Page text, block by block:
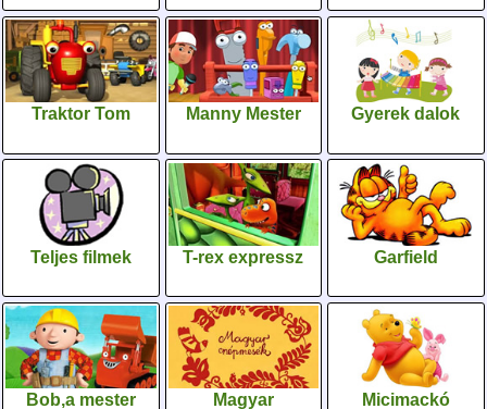
Traktor Tom Manny Mester Gyerek dalok
Teljes filmek T-rex expressz Garfield
Bob,a mester Magyar Micimackó